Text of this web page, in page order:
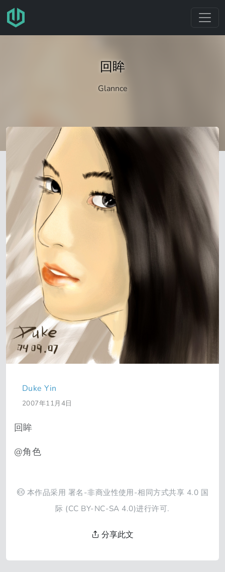
跳转至主要内容
回眸
Glannce
Duke Yin
2007年11月4日
回眸
@角色
本作品采用 署名-非商业性使用-相同方式共享 4.0 国
际 (CC BY-NC-SA 4.0)进行许可.
分享此文